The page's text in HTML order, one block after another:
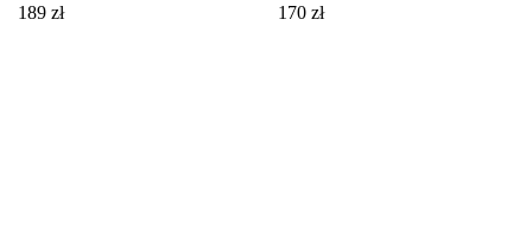
189 zł 170 zł